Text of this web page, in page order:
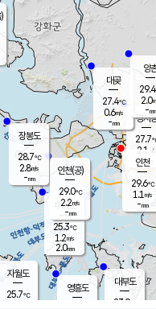
무의도
25.3℃
1.2m/s
2.0mm
영흥도
자월도
25.7℃
장봉도
28.7℃
2.8m/s
-mm
대부도
23.9
경서
27.7
2.1 m/s
-mm
대곶
27.4℃
0.6m/s
-mm
양
29.4
2.0
-mm
인천(공)
29.0℃
2.2m/s
-mm
인천
29.6℃
1.1 m/s
-mm